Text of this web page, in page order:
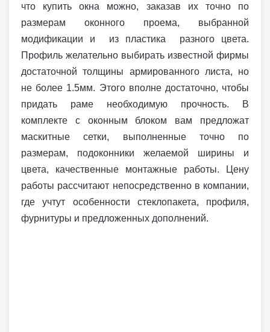
что купить окна можно, заказав их точно по
размерам оконного проема, выбранной
модификации и из пластика разного цвета.
Профиль желательно выбирать известной фирмы
достаточной толщины армированного листа, но
не более 1.5мм. Этого вполне достаточно, чтобы
придать раме необходимую прочность. В
комплекте с оконным блоком вам предложат
маскитные сетки, выполненные точно по
размерам, подоконники желаемой ширины и
цвета, качественные монтажные работы. Цену
работы рассчитают непосредственно в компании,
где учтут особенности стеклопакета, профиля,
фурнитуры и предложенных дополнений.